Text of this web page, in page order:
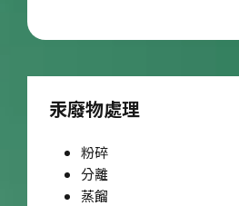
汞廢物處理
粉碎
分離
蒸餾